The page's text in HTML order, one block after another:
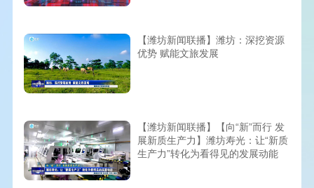
【潍坊新闻联播】潍坊：深挖资源
优势 赋能文旅发展
【潍坊新闻联播】【向“新”而行 发
展新质生产力】潍坊寿光：让“新质
生产力”转化为看得见的发展动能